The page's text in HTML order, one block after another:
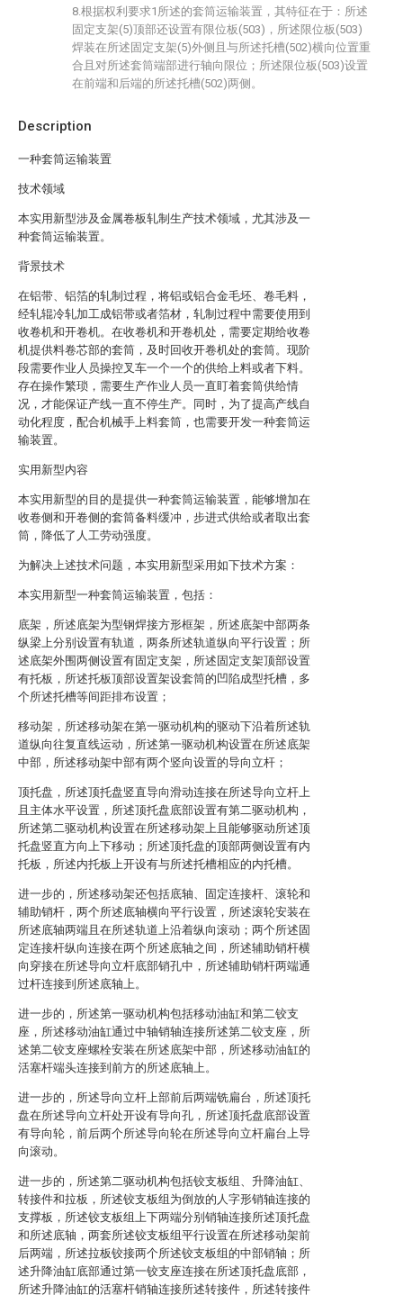
Description
一种套筒运输装置
技术领域
本实用新型涉及金属卷板轧制生产技术领域，尤其涉及一
种套筒运输装置。
背景技术
在铝带、铝箔的轧制过程，将铝或铝合金毛坯、卷毛料，
经轧辊冷轧加工成铝带或者箔材，轧制过程中需要使用到
收卷机和开卷机。在收卷机和开卷机处，需要定期给收卷
机提供料卷芯部的套筒，及时回收开卷机处的套筒。现阶
段需要作业人员操控叉车一个一个的供给上料或者下料。
存在操作繁琐，需要生产作业人员一直盯着套筒供给情
况，才能保证产线一直不停生产。同时，为了提高产线自
动化程度，配合机械手上料套筒，也需要开发一种套筒运
输装置。
实用新型内容
本实用新型的目的是提供一种套筒运输装置，能够增加在
收卷侧和开卷侧的套筒备料缓冲，步进式供给或者取出套
筒，降低了人工劳动强度。
为解决上述技术问题，本实用新型采用如下技术方案：
本实用新型一种套筒运输装置，包括：
底架，所述底架为型钢焊接方形框架，所述底架中部两条
纵梁上分别设置有轨道，两条所述轨道纵向平行设置；所
述底架外围两侧设置有固定支架，所述固定支架顶部设置
有托板，所述托板顶部设置架设套筒的凹陷成型托槽，多
个所述托槽等间距排布设置；
移动架，所述移动架在第一驱动机构的驱动下沿着所述轨
道纵向往复直线运动，所述第一驱动机构设置在所述底架
中部，所述移动架中部有两个竖向设置的导向立杆；
顶托盘，所述顶托盘竖直导向滑动连接在所述导向立杆上
且主体水平设置，所述顶托盘底部设置有第二驱动机构，
所述第二驱动机构设置在所述移动架上且能够驱动所述顶
托盘竖直方向上下移动；所述顶托盘的顶部两侧设置有内
托板，所述内托板上开设有与所述托槽相应的内托槽。
进一步的，所述移动架还包括底轴、固定连接杆、滚轮和
辅助销杆，两个所述底轴横向平行设置，所述滚轮安装在
所述底轴两端且在所述轨道上沿着纵向滚动；两个所述固
定连接杆纵向连接在两个所述底轴之间，所述辅助销杆横
向穿接在所述导向立杆底部销孔中，所述辅助销杆两端通
过杆连接到所述底轴上。
进一步的，所述第一驱动机构包括移动油缸和第二铰支
座，所述移动油缸通过中轴销轴连接所述第二铰支座，所
述第二铰支座螺栓安装在所述底架中部，所述移动油缸的
活塞杆端头连接到前方的所述底轴上。
进一步的，所述导向立杆上部前后两端铣扁台，所述顶托
盘在所述导向立杆处开设有导向孔，所述顶托盘底部设置
有导向轮，前后两个所述导向轮在所述导向立杆扁台上导
向滚动。
进一步的，所述第二驱动机构包括铰支板组、升降油缸、
转接件和拉板，所述铰支板组为倒放的人字形销轴连接的
支撑板，所述铰支板组上下两端分别销轴连接所述顶托盘
和所述底轴，两套所述铰支板组平行设置在所述移动架前
后两端，所述拉板铰接两个所述铰支板组的中部销轴；所
述升降油缸底部通过第一铰支座连接在所述顶托盘底部，
所述升降油缸的活塞杆销轴连接所述转接件，所述转接件
8.根据权利要求1所述的套筒运输装置，其特征在于：所述
固定支架(5)顶部还设置有限位板(503)，所述限位板(503)
焊装在所述固定支架(5)外侧且与所述托槽(502)横向位置重
合且对所述套筒端部进行轴向限位；所述限位板(503)设置
在前端和后端的所述托槽(502)两侧。